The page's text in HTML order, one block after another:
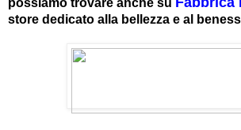
store dedicato alla bellezza e al